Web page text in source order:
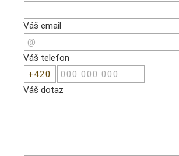
Váš email
Váš telefon
Váš dotaz